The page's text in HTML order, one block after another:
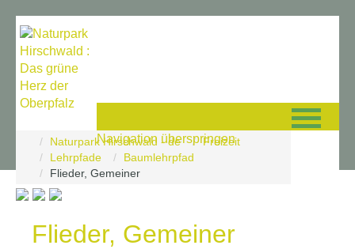
Navigation überspringen
Naturpark Hirschwald - de
Freizeit
Lehrpfade
Baumlehrpfad
Flieder, Gemeiner
Flieder, Gemeiner
2026
Glücksgriff
Solutions
Datenschutz